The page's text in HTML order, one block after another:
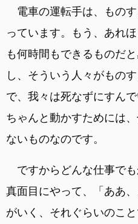
電車の運転手は、もの
っています。もう、あれ
も何時間もできるものだ
し、そういう人々がもの
で、我々は死なずにすん
ちゃんと動かすためには
ないものなのです。
ですからどんな仕事で
真面目にやって、「ああ
がいく、それぐらいのこ